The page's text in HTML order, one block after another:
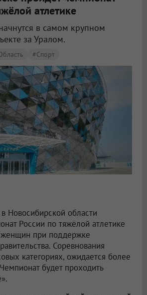
атлетике
в самом крупном
за Уралом.
#спорт
Новосибирской области
России по тяжёлой атлетике
при поддержке
Соревнования
категориях, ожидается более
будет проходить